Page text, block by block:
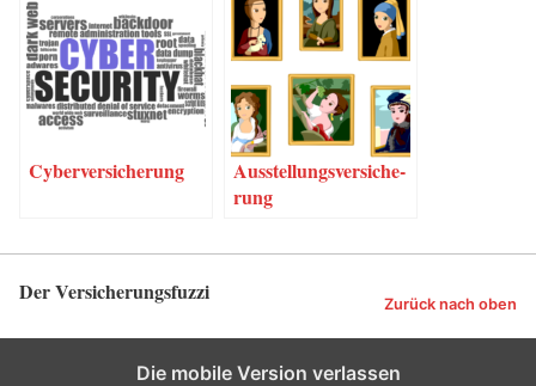
Cyber­ver­si­che­rung
Aus­stel­lungs­ver­si­che­
rung
Der Versicherungsfuzzi Zurück nach oben
Die mobile Version verlassen